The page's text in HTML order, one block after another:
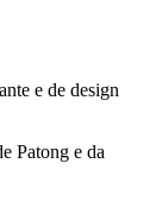
e de design
Patong e da